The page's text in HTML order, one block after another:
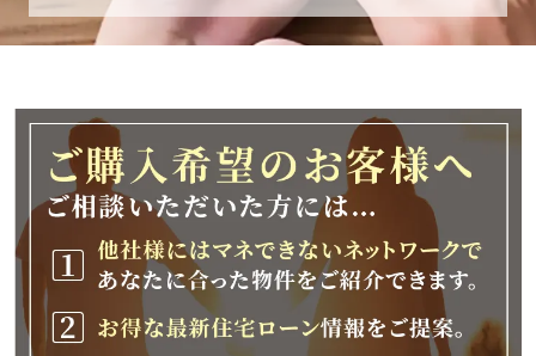
2025年12月25日(木)～2026年1月8日(木)
2026年1月9日(金)以降、順次対応させて頂きま
す。
ご不便をおかけいたしますが、何卒ご理解の程
よろしくお願いいたします。